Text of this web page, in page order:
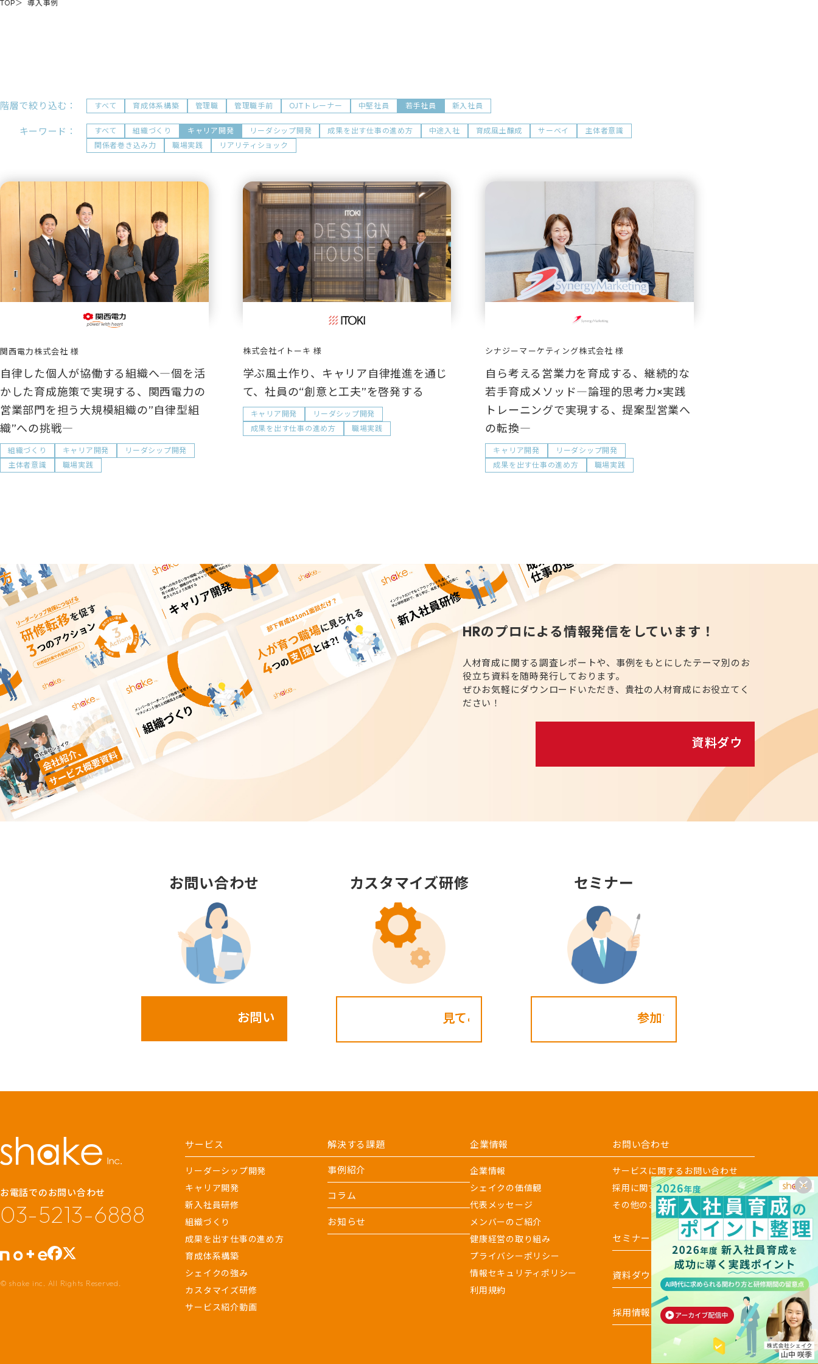
TOP 導入事例
階層で絞り込む： すべて 育成体系構築 管理職 管理職手前 OJTトレーナー 中堅社員 若手社員 新入社員
キーワード： すべて 組織づくり キャリア開発 リーダシップ開発 成果を出す仕事の進め方 中途入社 育成風土醸成 サーベイ
主体者意識
関係者巻き込み力
職場実践 リアリティショック
関西電力株式会社
自律した個人が協働する組織へ―個を活
かした育成施策で実現する、関西電力の
営業部門を担う大規模組織の”自律型組
織”への挑戦―
組織づくり キャリア開発
リーダシップ開発
主体者意識
職場実践
株式会社イトーキ
学ぶ風土作り、キャリア自律推進を通じ
て、社員の“創意と工夫”を啓発する
キャリア開発
リーダシップ開発
成果を出す仕事の進め方
職場実践
シナジーマーケティング株式会社
自ら考える営業力を育成する、継続的な
若手育成メソッド―論理的思考力×実践
トレーニングで実現する、提案型営業へ
の転換―
キャリア開発
リーダシップ開発
成果を出す仕事の進め方
職場実践
HRのプロによる情報発信をしています！
人材育成に関する調査レポートや、事例をもとにしたテーマ別のお
役立ち資料を随時発行しております。
ぜひお気軽にダウンロードいただき、貴社の人材育成にお役立てく
ださい！
資料ダウンロード
お問い合わせ
お問い合わせ
カスタマイズ研修 セミナー
お電話でのお問い合わせ
03-5213-6888
© shake inc. All Rights Reserved.
サービス
リーダーシップ開発
キャリア開発
新入社員研修
組織づくり
成果を出す仕事の進め方
育成体系構築
シェイクの強み
カスタマイズ研修
サービス紹介動画
解決する課題
事例紹介
コラム
お知らせ
企業情報
企業情報
シェイクの価値観
代表メッセージ
メンバーのご紹介
健康経営の取り組み
プライバシーポリシー
情報セキュリティポリシー
利用規約
お問い合わせ
サービスに関するお問い合わせ
採用に関するお問い合わせ
その他のお問い合わせ
セミナー
資料ダウンロード
採用情報